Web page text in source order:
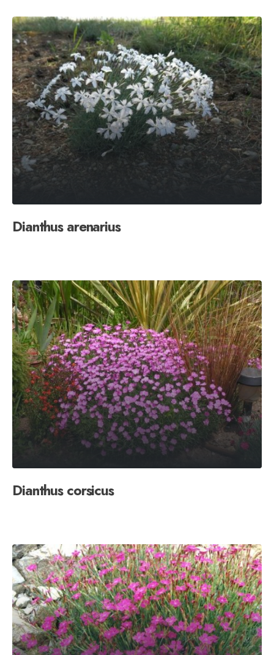
Dianthus arenarius
Dianthus corsicus